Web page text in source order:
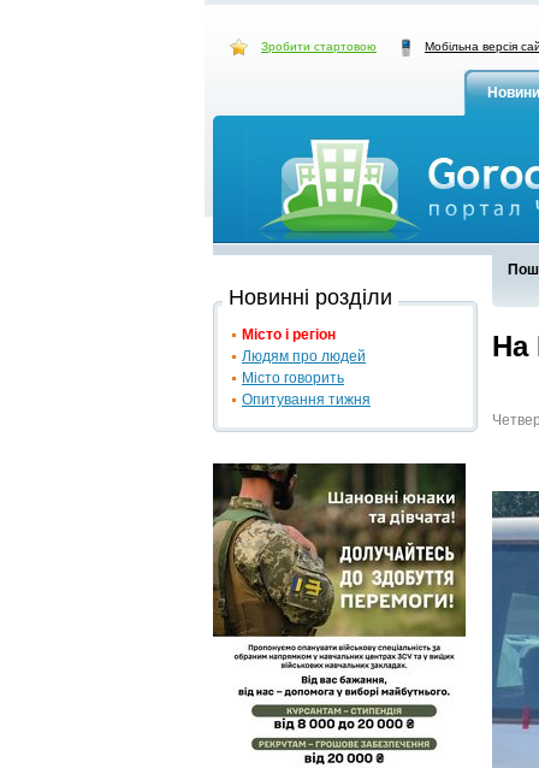
Зробити стартовою Мобільна версія
Новини
На
Новинні розділи
Місто і регіон
Людям про людей
Місто говорить
Опитування тижня